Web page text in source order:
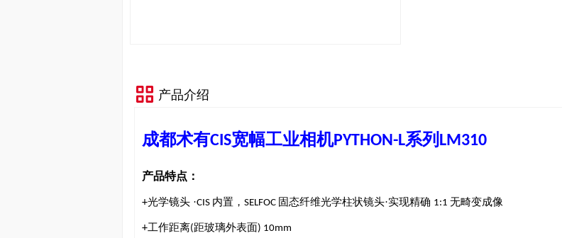
产品介绍
成都术有CIS宽幅工业相机PYTHON-L系列 LM310
产品特点：
+光学镜头 ·CIS 内置， SELFOC 固态纤维光学柱状镜头·实现精确 1:1 无畸变成像
+工作距离(距玻璃外表面) 10mm